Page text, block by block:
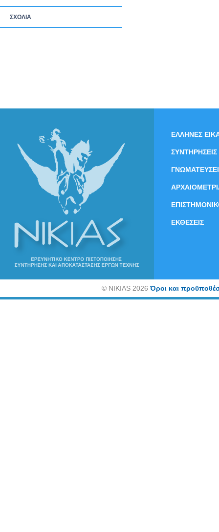
ΣΧΟΛΙΑ
ΕΛΛΗΝΕΣ
ΣΥΝΤΗΡΗΣΕΙΣ
ΕΚΘΕΣΕΙΣ
©NIKIAS 2026Όροι και